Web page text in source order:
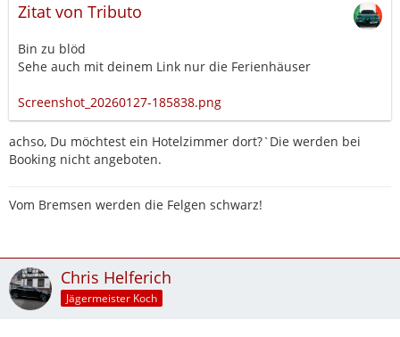
Zitat von Tributo
Bin zu blöd
Sehe auch mit deinem Link nur die Ferienhäuser
Screenshot_20260127-185838.png
achso, Du möchtest ein Hotelzimmer dort?`Die werden bei
Booking nicht angeboten.
Vom Bremsen werden die Felgen schwarz!
Chris Helferich
Jägermeister Koch